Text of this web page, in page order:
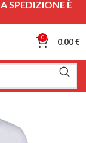
0 0.00€
SPEDIZIONE È